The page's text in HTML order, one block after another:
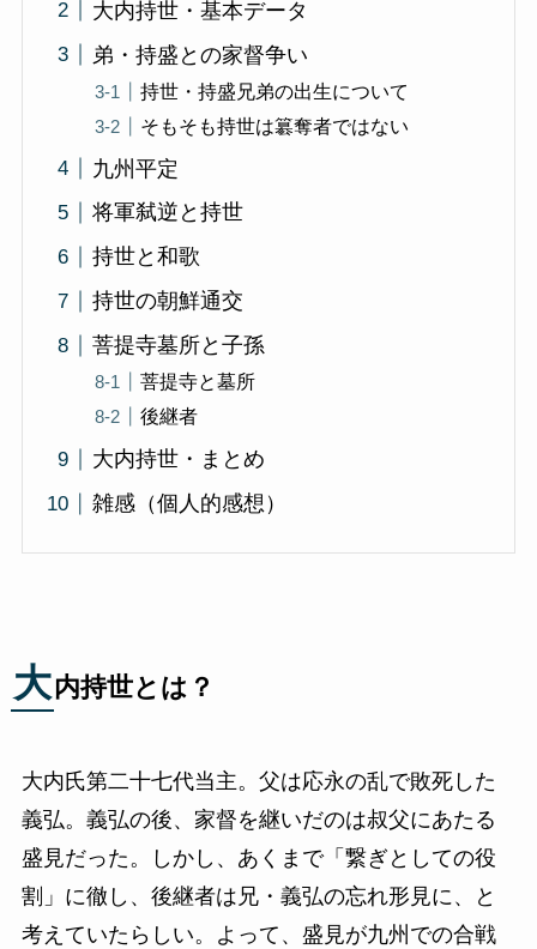
大内持世・基本データ
弟・持盛との家督争い
持世・持盛兄弟の出生について
そもそも持世は簒奪者ではない
九州平定
将軍弑逆と持世
持世と和歌
持世の朝鮮通交
菩提寺墓所と子孫
菩提寺と墓所
後継者
大内持世・まとめ
雑感（個人的感想）
大内持世とは？
大内氏第二十七代当主。父は応永の乱で敗死した
義弘。義弘の後、家督を継いだのは叔父にあたる
盛見だった。しかし、あくまで「繋ぎとしての役
割」に徹し、後継者は兄・義弘の忘れ形見に、と
考えていたらしい。よって、盛見が九州での合戦